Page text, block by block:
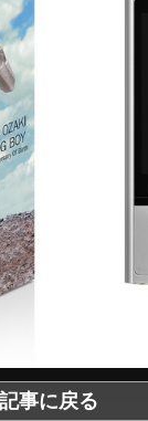
記事に戻る